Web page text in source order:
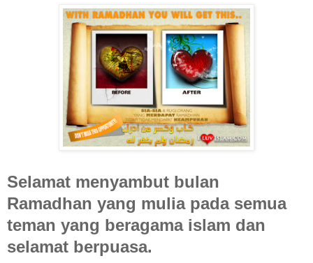
Selamat menyambut bulan
Ramadhan yang mulia pada semua
teman yang beragama islam dan
selamat berpuasa.